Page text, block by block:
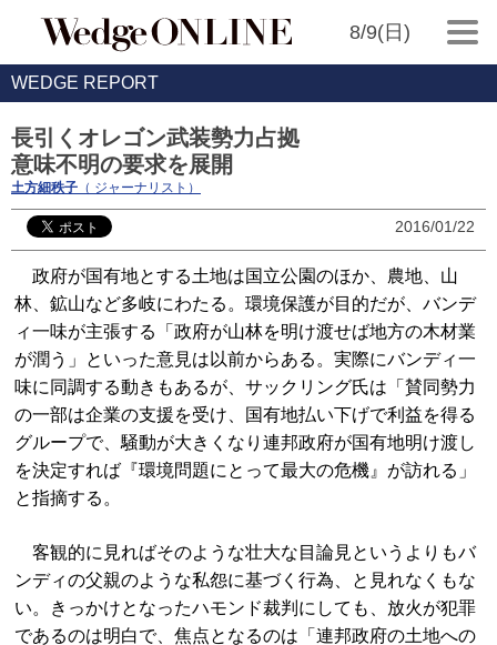
8/9(日)
WEDGE REPORT
長引くオレゴン武装勢力占拠
意味不明の要求を展開
土方細秩子 （ ジャーナリスト）
2016/01/22
政府が国有地とする土地は国立公園のほか、農地、山
林、鉱山など多岐にわたる。環境保護が目的だが、バンデ
ィ一味が主張する「政府が山林を明け渡せば地方の木材業
が潤う」といった意見は以前からある。実際にバンディ一
味に同調する動きもあるが、サックリング氏は「賛同勢力
の一部は企業の支援を受け、国有地払い下げで利益を得る
グループで、騒動が大きくなり連邦政府が国有地明け渡し
を決定すれば『環境問題にとって最大の危機』が訪れる」
と指摘する。
客観的に見ればそのような壮大な目論見というよりもバ
ンディの父親のような私怨に基づく行為、と見れなくもな
い。きっかけとなったハモンド裁判にしても、放火が犯罪
であるのは明白で、焦点となるのは「連邦政府の土地への